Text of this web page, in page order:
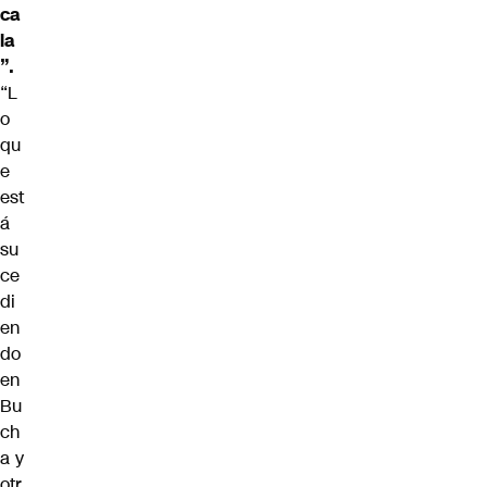
ca
la
”.
“L
o
qu
e
est
á
su
ce
di
en
do
en
Bu
ch
a y